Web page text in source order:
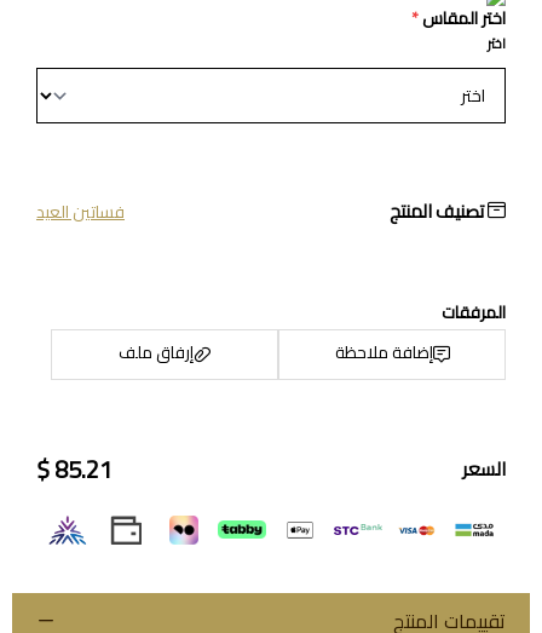
اختر المقاس*
اختر
تصنيف المنتج فساتين العيد
المرفقات
إضافة ملاحظة
إرفاق ملف
السعر 85.21 $
تقييمات المنتج